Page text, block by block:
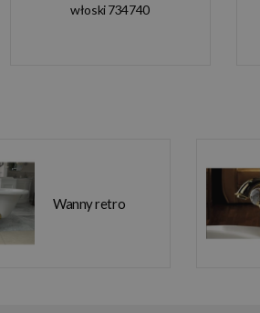
włoski 734740
Wanny retro